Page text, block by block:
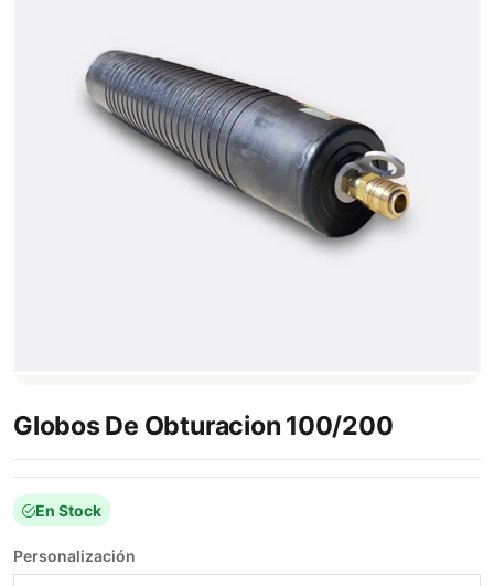
Globos De Obturacion 100/200
En Stock
Personalización